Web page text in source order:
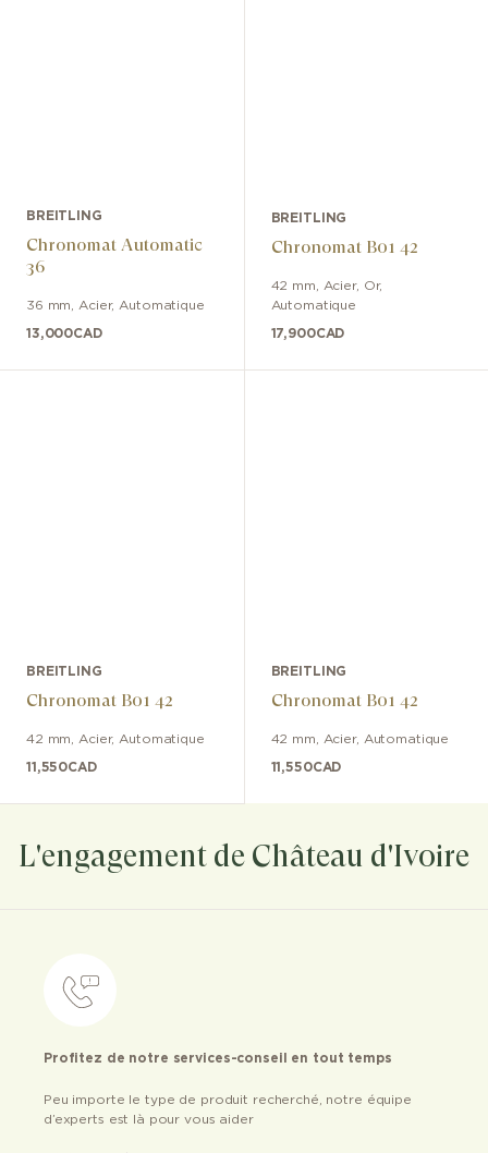
BREITLING
Chronomat Automatic
36
36 mm Acier, Automatique
13,000CAD
BREITLING
Chronomat B01 42
42 mm Acier, Or,
Automatique
17,900CAD
BREITLING
Chronomat B01 42
42 mm Acier, Automatique
11,550CAD
BREITLING
Chronomat B01 42
42 mm Acier, Automatique
11,550CAD
L'engagement de Château d'Ivoire
Profitez de notre services-conseil en tout temps
Peu importe le type de produit recherché, notre équipe
d’experts est là pour vous aider